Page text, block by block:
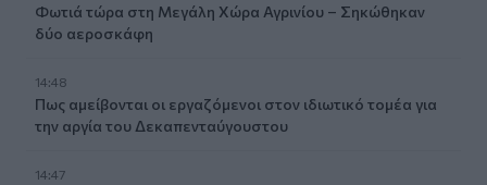
Φωτιά τώρα στη Μεγάλη Χώρα Αγρινίου – Σηκώθηκαν
δύο αεροσκάφη
14:48
Πως αμείβονται οι εργαζόμενοι στον ιδιωτικό τομέα για
την αργία του Δεκαπενταύγουστου
14:47